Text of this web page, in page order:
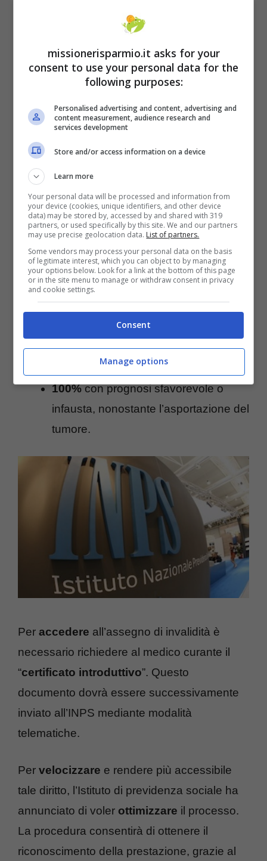
Entrando più nel dettaglio, le tabelle
ministeriali prevedonotre differenti
percentualidi invalidità del paziente
oncologico. Parliamo quindi dell’:
modesta compromissione funzionale;
70%con prognosi favorevole e grave
compromissione funzionale;
100%con prognosi sfavorevole o
infausta, nonostante l’asportazione del
tumore.
Per accedere all’assegno di invalidità è
necessario richiedere al medico curante il
“certificato introduttivo”. Questo
documento dovrà essere successivamente
inviato all’INPS mediante modalità
telematiche.
Per velocizzare e rendere più accessibile
tale diritto, l’Istituto di previdenza sociale ha
annunciato di voler ottimizzare il processo.
La procedura consentirà di ottenere il
riconoscimento della prestazione, grazie al
missionerisparmio.it asks for your
consent to use your personal data for the
following purposes:
Personalised advertising and content, advertising and
content measurement, audience research and
services development
Store and/or access information on a device
Learn more
Your personal data will be processed and information from
your device (cookies, unique identifiers, and other device
data) may be stored by, accessed by and shared with 319
partners, or used specifically by this site. We and our partners
may use precise geolocation data. List of partners.
Some vendors may process your personal data on the basis
of legitimate interest, which you can object to by managing
your options below. Look for a link at the bottom of this page
or in the site menu to manage or withdraw consent in privacy
and cookie settings.
Consent
Manage options